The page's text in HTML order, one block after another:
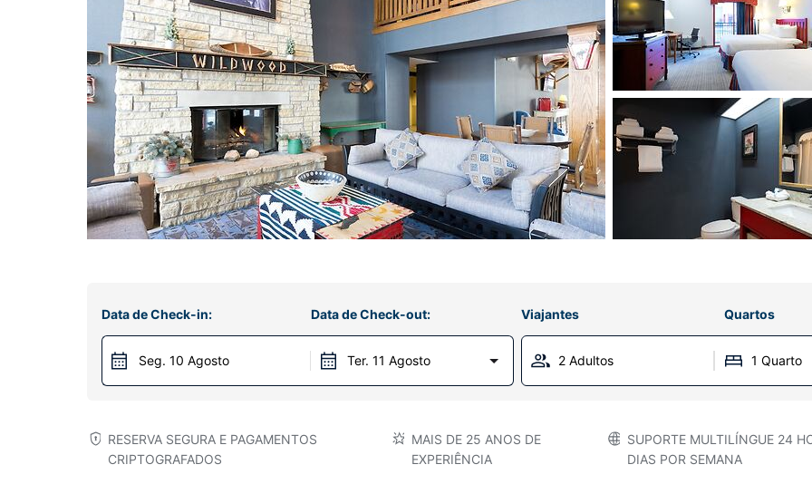
Data de Check-in:
Seg. 10 Agosto
Data de Check-out:
Ter. 11 Agosto
Viajantes Quartos
2 Adultos 1 Quarto
RESERVA SEGURA E PAGAMENTOS
CRIPTOGRAFADOS
MAIS DE 25 ANOS DE
EXPERIÊNCIA
SUPORTE MULTILÍNGUE 24
DIAS POR SEMANA